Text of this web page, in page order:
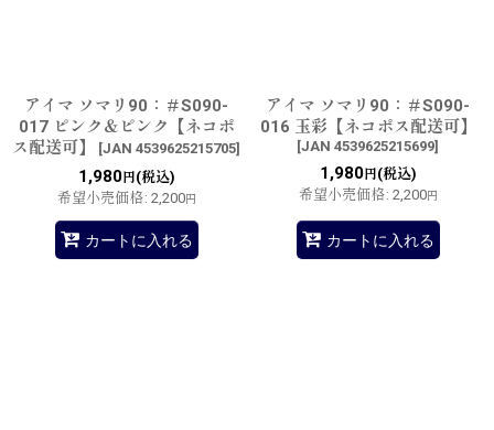
アイマ ソマリ90：＃S090-
017 ピンク＆ピンク【ネコポ
ス配送可】
[JAN 4539625215705]
1,980円(税込)
希望小売価格: 2,200円
カートに入れる
アイマ ソマリ90：＃S090-
016 玉彩【ネコポス配送可】
[JAN 4539625215699]
1,980円(税込)
希望小売価格: 2,200円
カートに入れる